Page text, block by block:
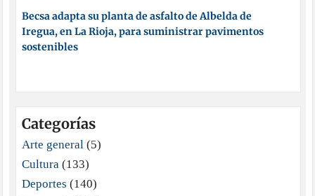
Becsa adapta su planta de asfalto de Albelda de
Iregua, en La Rioja, para suministrar pavimentos
sostenibles
Categorías
Arte general(5)
Cultura(133)
Deportes (140)